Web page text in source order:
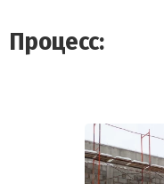
Процесс: